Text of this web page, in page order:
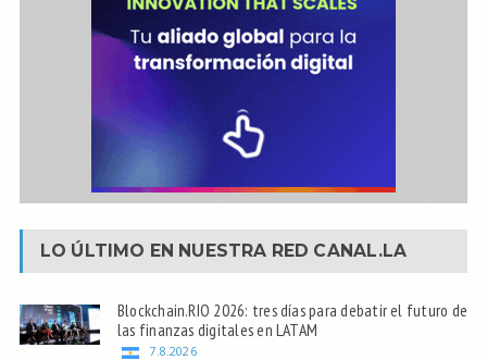
LO ÚLTIMO EN NUESTRA RED CANAL.LA
Blockchain.RIO 2026: tres días para debatir el futuro de
las finanzas digitales en LATAM
7.8.2026